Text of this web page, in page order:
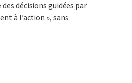
décisions guidées par
à l’action », sans